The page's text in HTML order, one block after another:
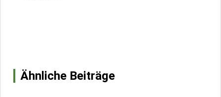
Ähnliche Beiträge